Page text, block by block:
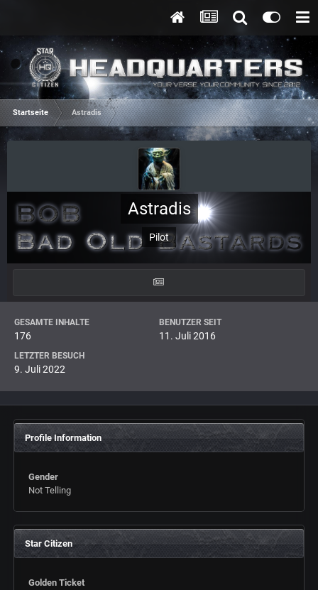
Startseite Astradis
Astradis
Pilot
GESAMTE INHALTE
176
BENUTZER SEIT
11. Juli 2016
LETZTER BESUCH
9. Juli 2022
Profile Information
Gender
Not Telling
Star Citizen
Golden Ticket